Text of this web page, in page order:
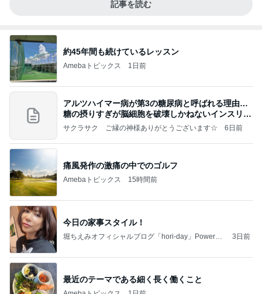
記事を読む
約45年間も続けているレッスン
Amebaトピックス 1日前
アルツハイマー病が第3の糖尿病と呼ばれる理由…
糖の摂りすぎが脳細胞を破壊しかねないインスリン
の恐
サクラサク ご縁の神様ありがとうございます☆ 6日前
痛風発作の激痛の中でのゴルフ
Amebaトピックス 15時間前
今日の家事スタイル！
堀ちえみオフィシャルブログ「hori-day」Powered
3日前
最近のテーマである細く長く働くこと